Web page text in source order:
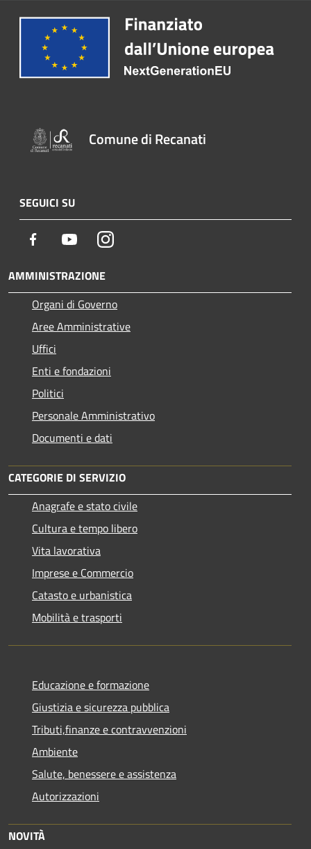
Comune di Recanati
SEGUICI SU
Facebook YoutubeInstagram
AMMINISTRAZIONE
Organi di Governo
Aree Amministrative
Uffici
Enti e fondazioni
Politici
Personale Amministrativo
Documenti e dati
CATEGORIE DI SERVIZIO
Anagrafe e stato civile
Cultura e tempo libero
Vita lavorativa
Imprese e Commercio
Catasto e urbanistica
Mobilità e trasporti
Educazione e formazione
Giustizia e sicurezza pubblica
Tributi,finanze e contravvenzioni
Ambiente
Salute, benessere e assistenza
Autorizzazioni
NOVITÀ